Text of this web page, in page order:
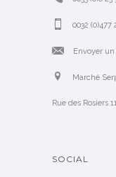
0032 (0)477
Envoyer
Marché
Rue des Rosiers
SOCIAL